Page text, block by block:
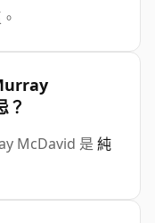
？
McDavid 是 純